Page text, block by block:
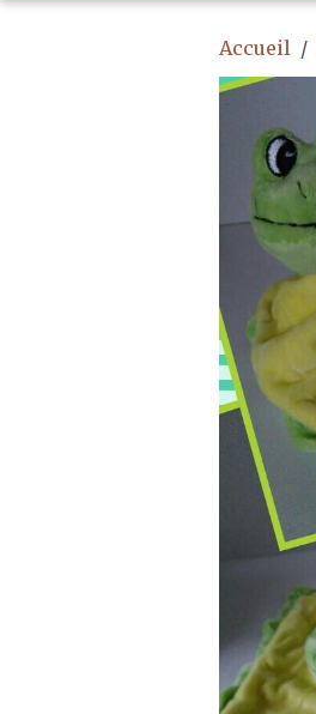
Accueil